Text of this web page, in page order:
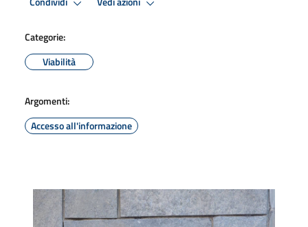
Categorie:
Viabilità
Argomenti:
Accesso all'informazione